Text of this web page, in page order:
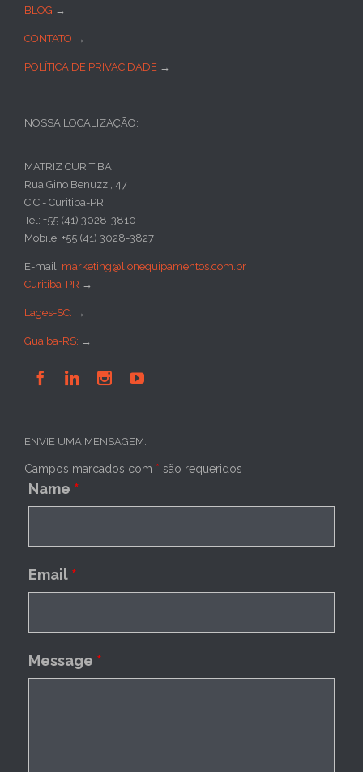
BLOG →
CONTATO →
POLÍTICA DE PRIVACIDADE →
NOSSA LOCALIZAÇÃO:
MATRIZ CURITIBA:
Rua Gino Benuzzi, 47
CIC - Curitiba-PR
Tel: +55 (41) 3028-3810
Mobile: +55 (41) 3028-3827
E-mail: marketing@lionequipamentos.com.br
Curitiba-PR →
Lages-SC: →
Guaíba-RS: →
   
ENVIE UMA MENSAGEM:
Campos marcados com * são requeridos
Name *
Email *
Message *